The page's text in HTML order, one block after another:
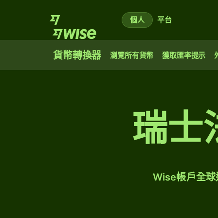
個人 平台
貨幣轉換器 瀏覽所有貨幣 獲取匯率提示
瑞士
Wise帳戶全球